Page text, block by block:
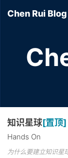
Chen Rui Blog
知识星球[置顶]
Hands On
为什么要建立知识